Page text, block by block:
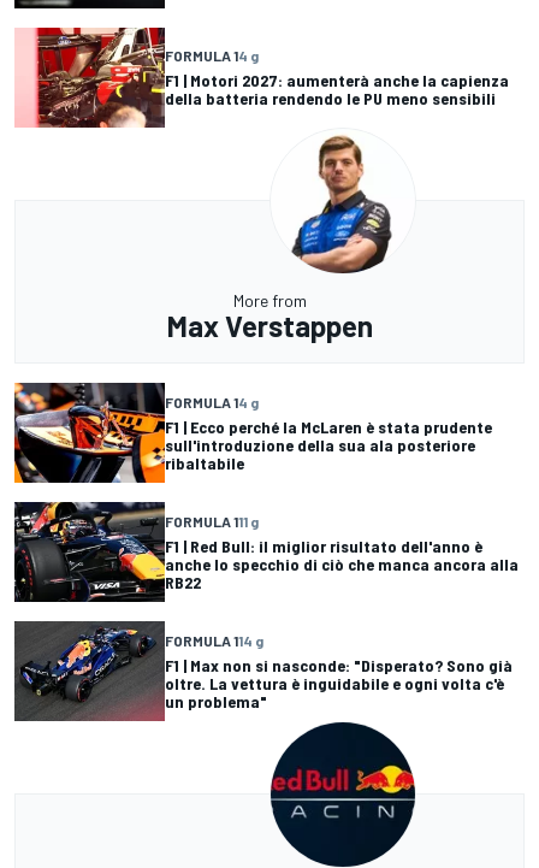
FORMULA 14 g
F1 | Motori 2027: aumenterà anche la capienza
della batteria rendendo le PU meno sensibili
More from
Max Verstappen
FORMULA 14 g
F1 | Ecco perché la McLaren è stata prudente
sull'introduzione della sua ala posteriore
ribaltabile
FORMULA 111 g
F1 | Red Bull: il miglior risultato dell'anno è
anche lo specchio di ciò che manca ancora alla
RB22
FORMULA 114 g
F1 | Max non si nasconde: "Disperato? Sono già
oltre. La vettura è inguidabile e ogni volta c'è
un problema"